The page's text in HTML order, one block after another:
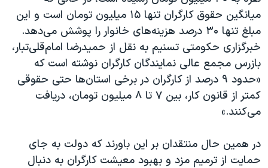
میانگین حقوق کارگران تنها ۱۵ میلیون تومان است و این
مبلغ تنها ۳۰ درصد هزینه‌های خانوار را پوشش می‌دهد.
خبرگزاری حکومتی تسنیم به نقل از حمیدرضا امام‌قلی‌تبار،
بازرس مجمع عالی نمایندگان کارگران نوشته است که
«حدود ۹ درصد از کارگران در برخی استان‌ها حتی حقوقی
کمتر از قانون کار، بین ۷ تا ۸ میلیون تومان، دریافت
می‌کنند.»
در همین حال منتقدان بر این باورند که دولت به جای
حمایت از ترمیم مزد و بهبود معیشت کارگران به دنبال